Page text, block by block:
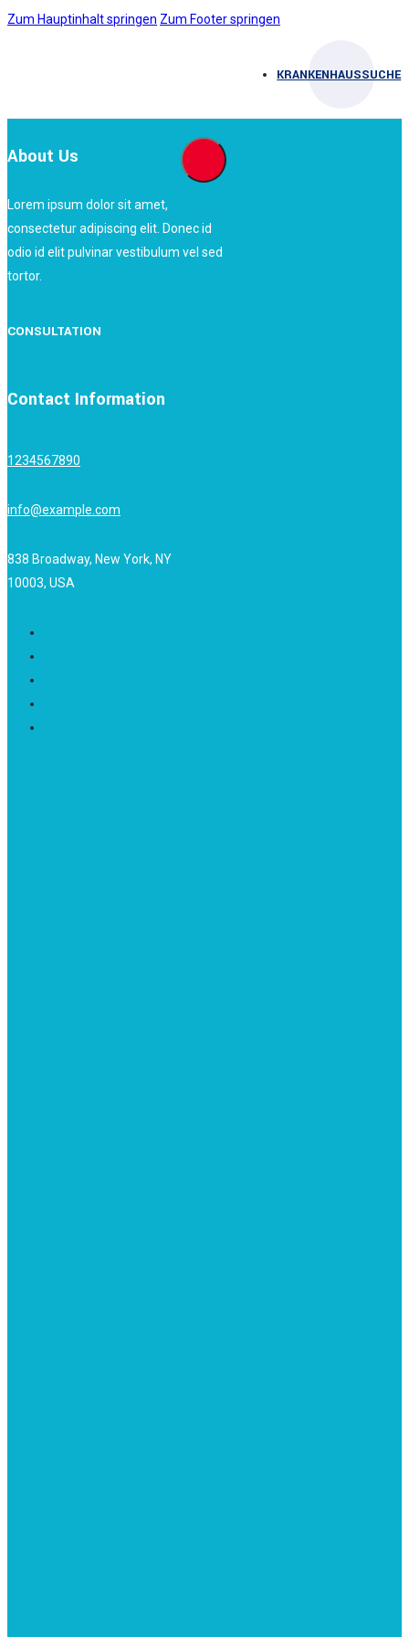
Zum Hauptinhalt springen Zum Footer springen
KRANKENHAUSSUCHE
About Us
Lorem ipsum dolor sit amet,
consectetur adipiscing elit. Donec id
odio id elit pulvinar vestibulum vel sed
tortor.
CONSULTATION
Contact Information
1234567890
info@example.com
838 Broadway, New York, NY
10003, USA